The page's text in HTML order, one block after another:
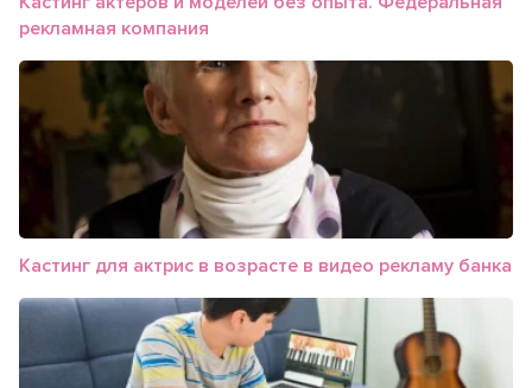
рекламная компания
Кастинг для актрис в возрасте в видео рекламу банка